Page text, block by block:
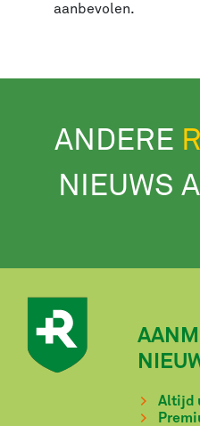
aanbevolen.
ANDERE
NIEUWS
Altijd